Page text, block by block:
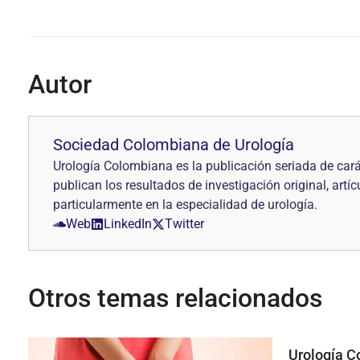
Autor
Sociedad Colombiana de Urología
Urología Colombiana es la publicación seriada de
pub­lican los resultados de investigación original,
particularmente en la especialidad de urología.
Web
LinkedIn Twitter
Otros temas relacionados
Urología